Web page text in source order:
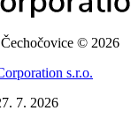
© 2026
s.r.o.
7. 2026